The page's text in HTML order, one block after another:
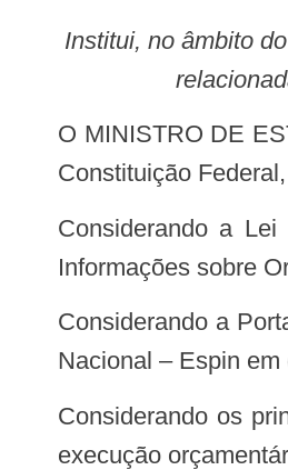
Institui, no âmbito do Sistema de Informações sobre Orçamentos Públicos de Saúde – Siops, quadro de informações gerenciais
O MINISTRO DE ESTADO DA SAÚDE, no uso da atribuição que lhe conferem os incisos I e II do parágrafo único do art. 87 da
Constituição
Considerando a Lei Complementar nº 141, de 13 de janeiro de 2012, que, em seu art. 39, institucionalizou o Sistema de
Informações sobre
Considerando a Portaria nº 188/GM/MS, de 3 de fevereiro de 2020, que declara Emergência em Saúde Pública de Importância
Nacional – Espin
Considerando os princípios constitucionais que indicam a necessidade de transparência da informação relativa à realidade da
execução